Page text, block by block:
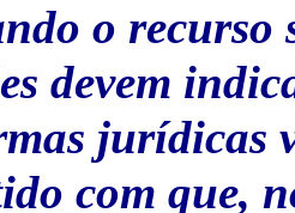
o
devem
jurídicas
com que,